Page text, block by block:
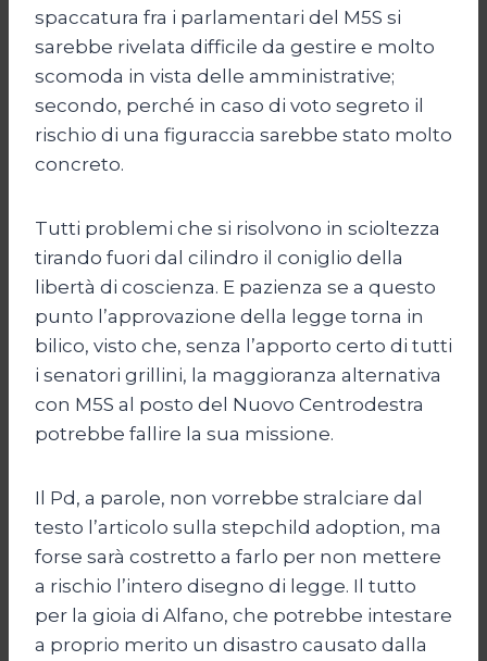
spaccatura fra i parlamentari del M5S si
sarebbe rivelata difficile da gestire e molto
scomoda in vista delle amministrative;
secondo, perché in caso di voto segreto il
rischio di una figuraccia sarebbe stato molto
concreto.
Tutti problemi che si risolvono in scioltezza
tirando fuori dal cilindro il coniglio della
libertà di coscienza. E pazienza se a questo
punto l’approvazione della legge torna in
bilico, visto che, senza l’apporto certo di tutti
i senatori grillini, la maggioranza alternativa
con M5S al posto del Nuovo Centrodestra
potrebbe fallire la sua missione.
Il Pd, a parole, non vorrebbe stralciare dal
testo l’articolo sulla stepchild adoption, ma
forse sarà costretto a farlo per non mettere
a rischio l’intero disegno di legge. Il tutto
per la gioia di Alfano, che potrebbe intestare
a proprio merito un disastro causato dalla